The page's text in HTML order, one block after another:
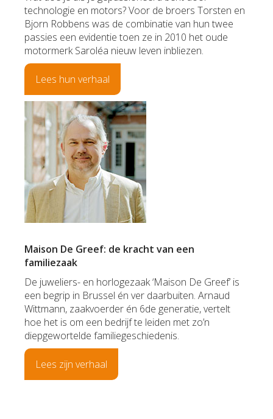
technologie en motors? Voor de broers Torsten en
Bjorn Robbens was de combinatie van hun twee
passies een evidentie toen ze in 2010 het oude
motormerk Saroléa nieuw leven inbliezen.
Lees hun verhaal
Maison De Greef: de kracht van een
familiezaak
De juweliers- en horlogezaak ‘Maison De Greef’ is
een begrip in Brussel én ver daarbuiten. Arnaud
Wittmann, zaakvoerder én 6de generatie, vertelt
hoe het is om een bedrijf te leiden met zo’n
diepgewortelde familiegeschiedenis.
Lees zijn verhaal